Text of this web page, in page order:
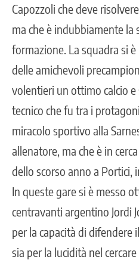
Capozzoli che deve
ma che è indubbiamente la
formazione. La squadra si
delle amichevoli
volentieri un ottimo calcio
tecnico che fu tra i
miracolo sportivo alla
allenatore, ma che è in
dello scorso anno a Portici,
In queste gare si è messo
centravanti argentino Jordi
per la capacità di difendere
sia per la lucidità nel